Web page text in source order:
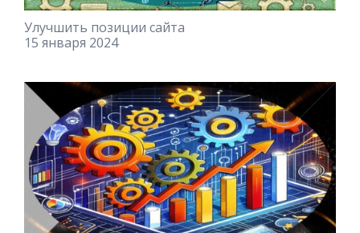
Улучшить позиции сайта
15 января 2024